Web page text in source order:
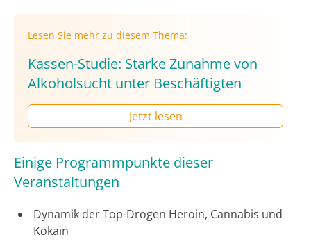
Lesen Sie mehr zu diesem Thema:
Kassen-Studie: Starke Zunahme von
Alkoholsucht unter Beschäftigten
Jetzt lesen
Einige Programmpunkte dieser
Veranstaltungen
Dynamik der Top-Drogen Heroin, Cannabis und
Kokain